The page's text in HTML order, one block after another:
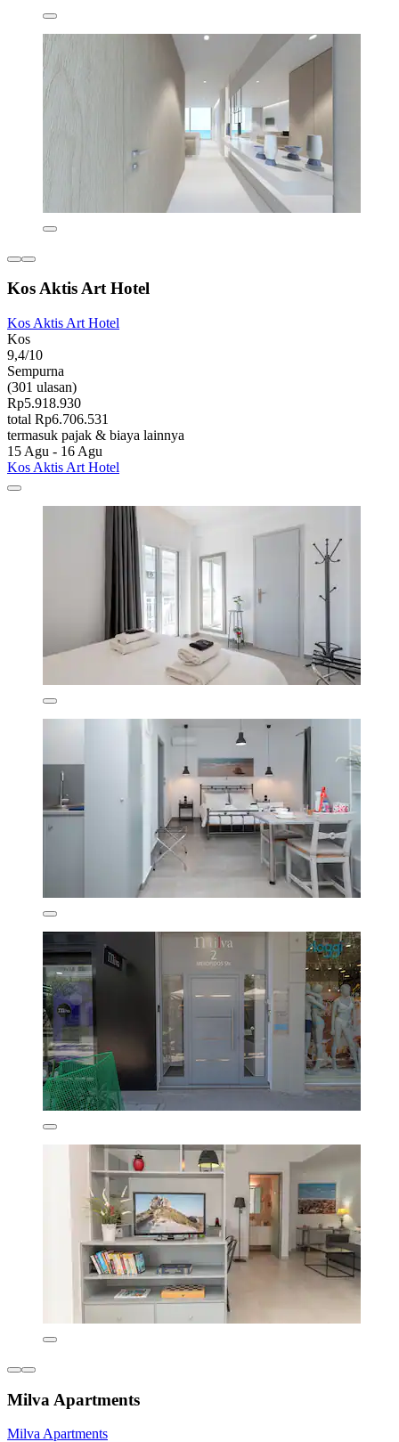
Kos Aktis Art Hotel
Kos Aktis Art Hotel
Kos
9,4/10
Sempurna
(301 ulasan)
Rp5.918.930
total Rp6.706.531
termasuk pajak & biaya lainnya
15 Agu - 16 Agu
Kos Aktis Art Hotel
Milva Apartments
Milva Apartments